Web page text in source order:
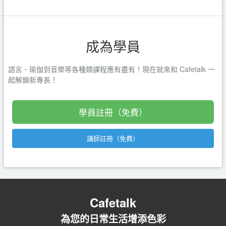
成為學員
語言、瑜伽到音樂等各種類課程應有盡有！現在就來和 Cafetalk 一
起解鎖新專長！
學員註冊（免費）
講師註冊（免費）
Cafetalk
為您的日常生活增添色彩